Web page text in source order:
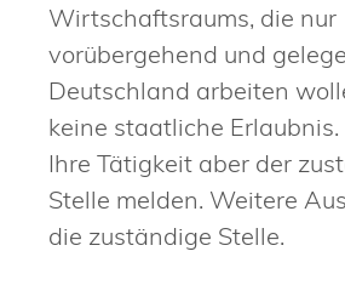
Wirtschaftsraums, die nur
vorübergehend und
Deutschland arbeiten
keine staatliche Erlaubnis.
Ihre Tätigkeit aber der
Stelle melden. Weitere
die zuständige Stelle.